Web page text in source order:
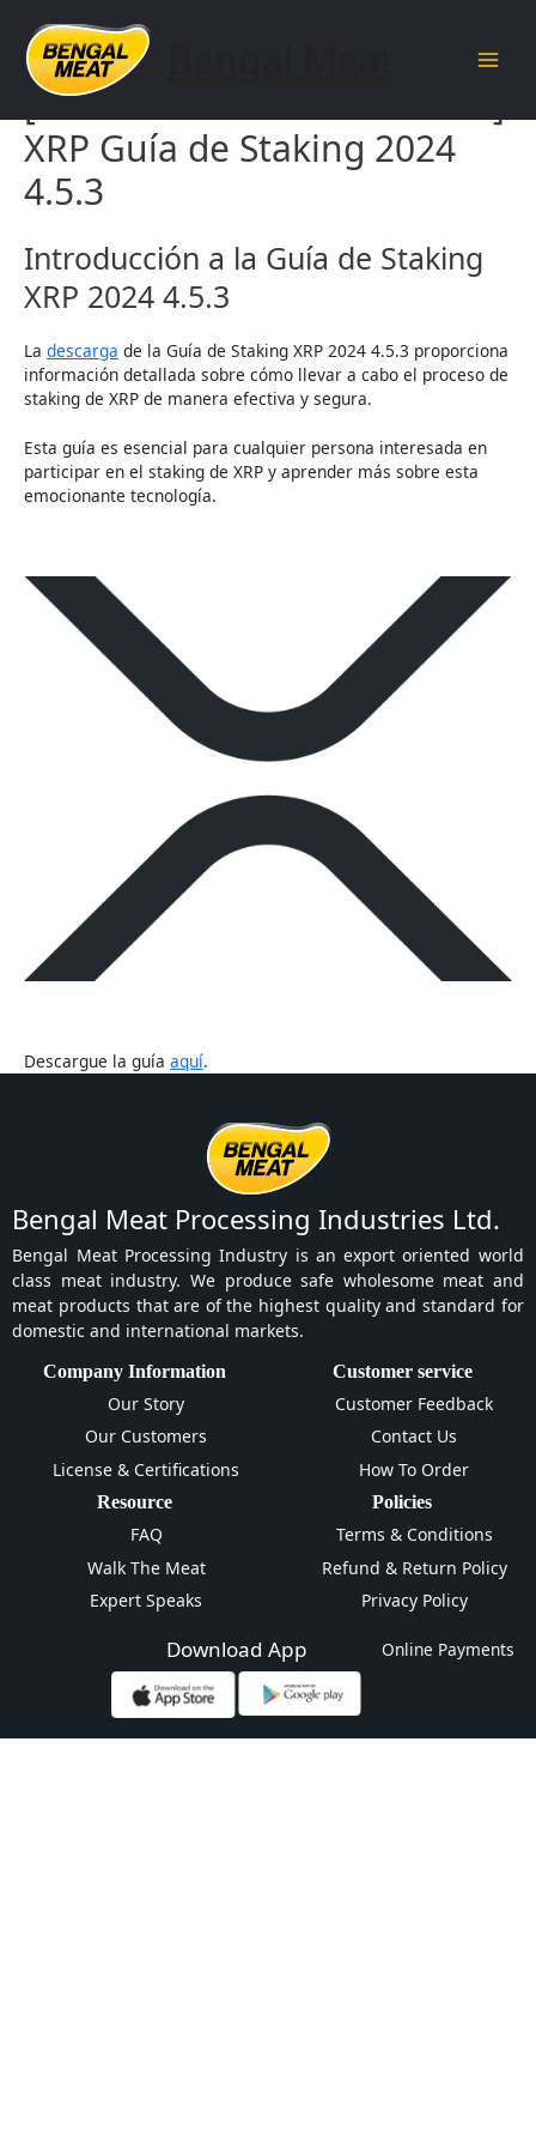
content
[documentnameandversion]
XRP Guía de Staking 2024
4.5.3
Introducción a la Guía de Staking
XRP 2024 4.5.3
La descarga de la Guía de Staking XRP 2024 4.5.3 proporciona
información detallada sobre cómo llevar a cabo el proceso de
staking de XRP de manera efectiva y segura.
Esta guía es esencial para cualquier persona interesada en
participar en el staking de XRP y aprender más sobre esta
emocionante tecnología.
Descargue la guía aquí.
Bengal Meat Processing Industries Ltd.
Bengal Meat Processing Industry is an export oriented world
class meat industry. We produce safe wholesome meat and
meat products that are of the highest quality and standard for
domestic and international markets.
Company Information
Our Story
Our Customers
License & Certifications
Customer service
Customer Feedback
Contact Us
How To Order
Resource
FAQ
Walk The Meat
Expert Speaks
Policies
Terms & Conditions
Refund & Return Policy
Privacy Policy
Download App Online Payments